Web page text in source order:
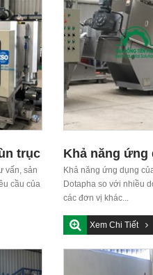
trục
vấn, sản
cầu của
Khả năng ứng
ép bùn trục vít
Khả năng ứng dụng
Dotapha so với nhiều
các đơn vị khác...
Xem Chi Tiết